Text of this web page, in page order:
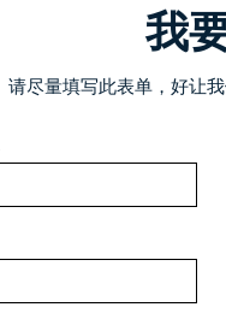
我
请尽量填写此表单，好让